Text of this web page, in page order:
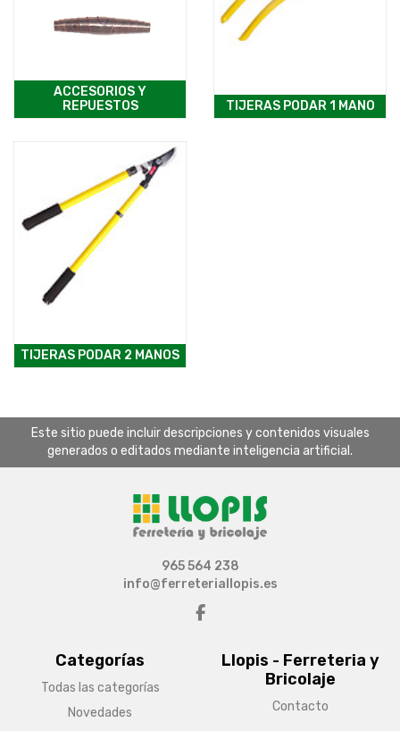
ACCESORIOS Y
REPUESTOS
TIJERAS PODAR 1 MANO
TIJERAS PODAR 2 MANOS
Este sitio puede incluir descripciones y contenidos visuales
generados o editados mediante inteligencia artificial.
Categorías
Todas las categorías
Novedades
Llopis - Ferreteria y
Bricolaje
Contacto
965 564 238
info@ferreteriallopis.es